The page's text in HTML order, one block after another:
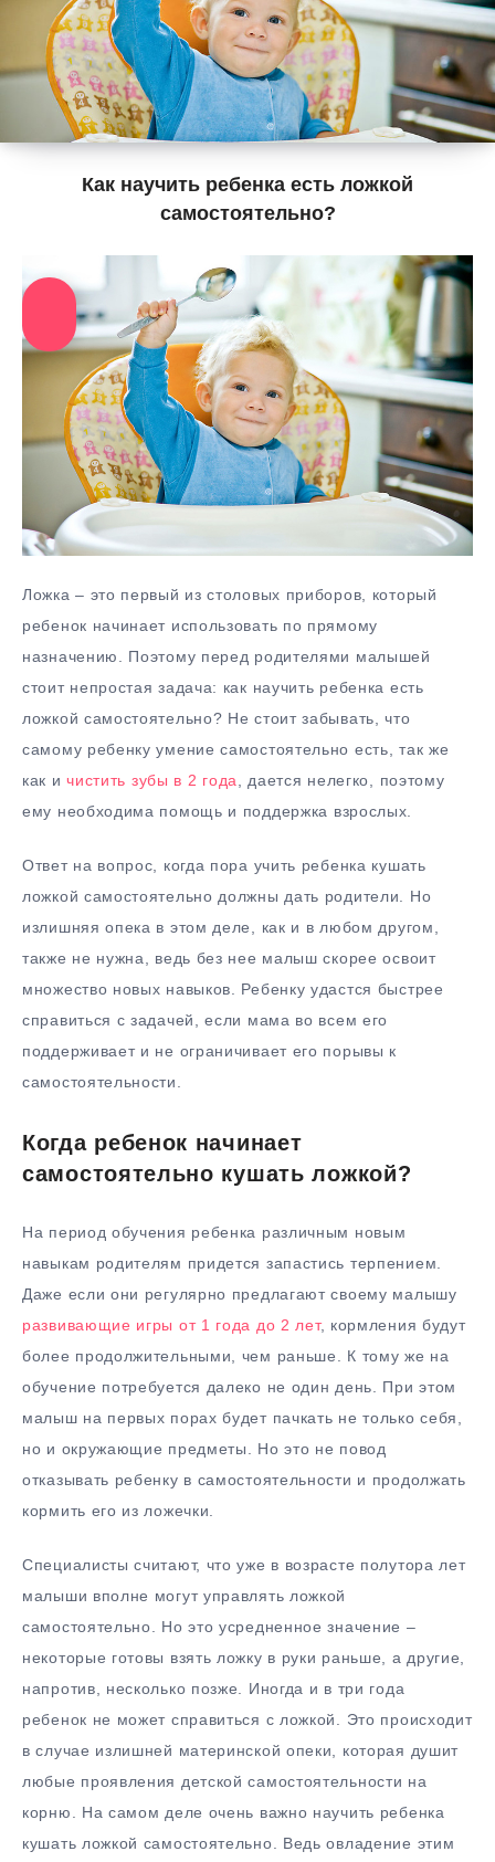
Как научить ребенка есть ложкой
самостоятельно?
Ложка – это первый из столовых приборов, который
ребенок начинает использовать по прямому
назначению. Поэтому перед родителями малышей
стоит непростая задача: как научить ребенка есть
ложкой самостоятельно? Не стоит забывать, что
самому ребенку умение самостоятельно есть, так же
как ичистить зубы в 2 года
, дается нелегко, поэтому
ему необходима помощь и поддержка взрослых.
Ответ на вопрос, когда пора учить ребенка кушать
ложкой самостоятельно должны дать родители. Но
излишняя опека в этом деле, как и в любом другом,
также не нужна, ведь без нее малыш скорее освоит
множество новых навыков. Ребенку удастся быстрее
справиться с задачей, если мама во всем его
поддерживает и не ограничивает его порывы к
самостоятельности.
Когда ребенок начинает
самостоятельно кушать ложкой?
На период обучения ребенка различным новым
навыкам родителям придется запастись терпением.
Даже если они регулярно предлагают своему малышу
развивающие игры от 1 года до 2 лет, кормления будут
более продолжительными, чем раньше. К тому же на
обучение потребуется далеко не один день. При этом
малыш на первых порах будет пачкать не только себя,
но и окружающие предметы. Но это не повод
отказывать ребенку в самостоятельности и продолжать
кормить его из ложечки.
Специалисты считают, что уже в возрасте полутора лет
малыши вполне могут управлять ложкой
самостоятельно. Но это усредненное значение –
некоторые готовы взять ложку в руки раньше, а другие,
напротив, несколько позже. Иногда и в три года
ребенок не может справиться с ложкой. Это происходит
в случае излишней материнской опеки, которая душит
любые проявления детской самостоятельности на
корню. На самом деле очень важно научить ребенка
кушать ложкой самостоятельно. Ведь овладение этим